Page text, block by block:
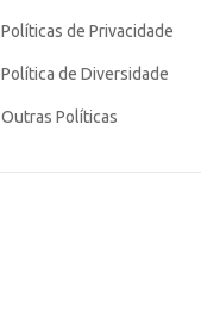
Políticas de Privacidade
Política de Diversidade
Outras Políticas